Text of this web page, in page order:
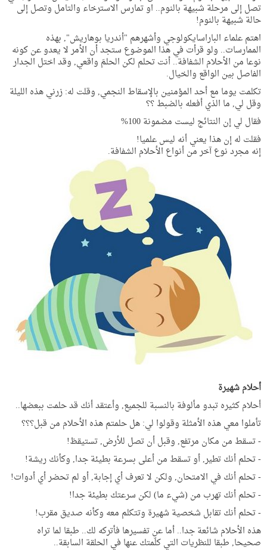
تصل إلى مرحلة شبيهة بالنوم.. او تمارس الاسترخاء والتامل وتصل إلى
حالة شبيهة بالنوم!
اهتم علماء الباراسايكولوجي وأشهرهم "أندريا بوهاريش", بهذه
الممارسات.. ولو قرأت في هذا الموضوع ستجد أن الأمر لا يعدو عن كونه
نوعا من الأحلام الشفافة.. أنت تحلم لكن الحلمَ واقعي, وقد اختل الجدار
الفاصل بين الواقع والخيال.
تكلمت يوما مع أحد المؤمنين بالإسقاط النجمي, وقلت له: زرني هذه الليلة
وقل لي, ما الذي أفعله بالضبط ؟؟
فقال لي إن النتائج ليست مضمونة 100%
فقلت له إن هذا يعني أنه ليس علميا!
إنه مجرد نوع آخر من أنواع الأحلام الشفافة.
أحلام شهيرة
أحلام كثيره تبدو مألوفة بالنسبة للجميع, وأعتقد أنك قد حلمت ببعضها..
تأملوا معي هذه الأمثلة وقولوا لي: هل حلمتم هذه الأحلام من قبل؟؟؟
- تسقط من مكان مرتفع, وقبل أن تصل للأرض, تستيقظ!
- تحلم أنك تطير, أو تسقط من أعلى بسرعة بطيئة جدا, وكأنك ريشة!
- تحلم أنك في الامتحان, ولكن لا تعرف أي إجابة, أو لم تحضر أي أدوات!
- تحلم أنك تهرب من (شيء ما) لكن سرعتك بطيئة جدا!
- تحلم أنك تقابل شخصية شهيرة وتتكلم معه وكأنه صديق مقرب!
هذه الأحلام شائعة جدا.. أما عن تفسيرها فأتركه لك.. طبقا لما تراه
صحيحا, طبقا للنظريات التي كلّمتك عنها في الحلقة السابقة..